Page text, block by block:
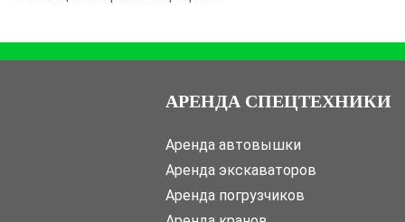
АРЕНДА СПЕЦТЕХНИКИ
Аренда автовышки
Аренда экскаваторов
Аренда погрузчиков